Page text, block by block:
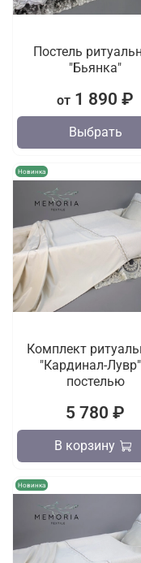
Постель
"Бьянка"
от 1 890 ₽
Выбрать
Новинка
Комплект
"Кардинал-
постелью
5 780 ₽
В корзину
Новинка